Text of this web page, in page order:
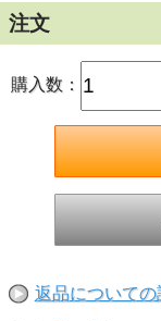
るため抜群の切れ
・切断材料：『軟
管・チャンネル5
・山数(1インチ当り
・全長：225mm
・有効長：205mm
・刃厚：0.9mm
・材質：バイメタ
・適合機種：ボッ
注文
購入数：
返品についての